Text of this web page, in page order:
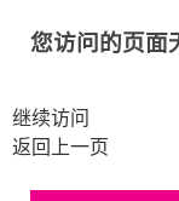
您访问的页面
继续访问
返回上一页